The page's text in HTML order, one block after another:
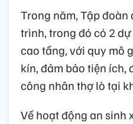
Trong năm, Tập
trình, trong đó có 2
cao tầng, với quy mô
kín, đảm bảo tiện ích,
công nhân thợ lò tại
Về hoạt động an sinh